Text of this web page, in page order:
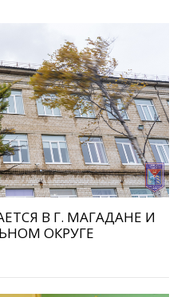
В Г. МАГАДАНЕ И
ОКРУГЕ